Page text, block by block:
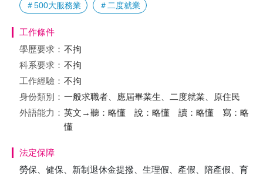
＃500大服務業 ＃二度就業
工作條件
學歷要求： 不拘
科系要求： 不拘
工作經驗： 不拘
身份類別： 一般求職者、應屆畢業生、二度就業、原住民
外語能力： 英文→聽：略懂 說：略懂 讀：略懂 寫：略
懂
法定保障
勞保、健保、新制退休金提撥、生理假、產假、陪產假、育